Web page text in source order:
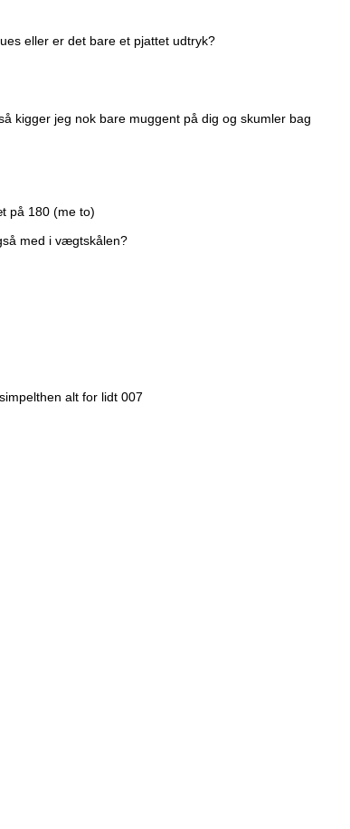
eller er det bare et pjattet udtryk?
kigger jeg nok bare muggent på dig og skumler bag
på 180 (me to)
med i vægtskålen?
alt for lidt 007